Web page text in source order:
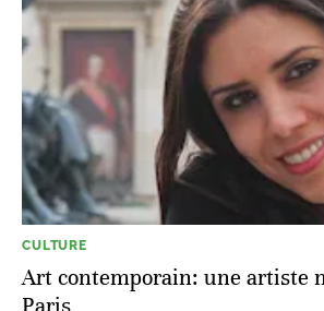
CULTURE
Art contemporain: une artiste